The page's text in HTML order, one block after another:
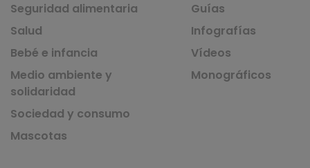
Seguridad alimentaria
Salud
Bebé e infancia
Medio ambiente y
solidaridad
Sociedad y consumo
Mascotas
Guías
Infografías
Vídeos
Monográficos